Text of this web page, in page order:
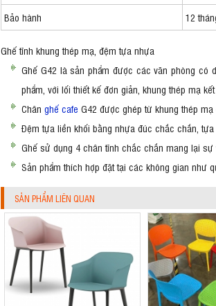
Bảo hành
12
Ghế tĩnh khung thép mạ, đệm tựa nhựa
Ghế G42 là sản phẩm được các văn phòng
phẩm, với lối thiết kế đơn giản, khung thép mạ
Chân ghế cafe G42 được ghép từ khung thép
Đệm tựa liền khối bằng nhựa đúc chắc chắn,
Ghế sử dụng 4 chân tĩnh chắc chắn mang lại sự
Sản phẩm thích hợp đặt tại các không gian như
SẢN PHẨM LIÊN QUAN